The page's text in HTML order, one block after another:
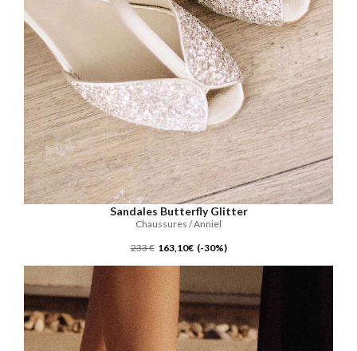
Sandales Butterfly Glitter
Chaussures / Anniel
233 € 163,10€ (-30%)